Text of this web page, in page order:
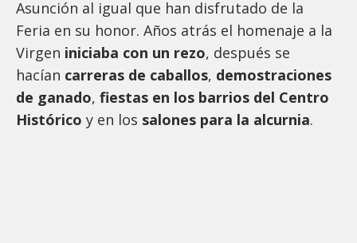
Asunción al igual que han disfrutado de la
Feria en su honor. Años atrás el homenaje a la
Virgen iniciaba con un rezo, después se
hacían carreras de caballos, demostraciones
de ganado, fiestas en los barrios del Centro
Histórico y en los salones para la alcurnia.